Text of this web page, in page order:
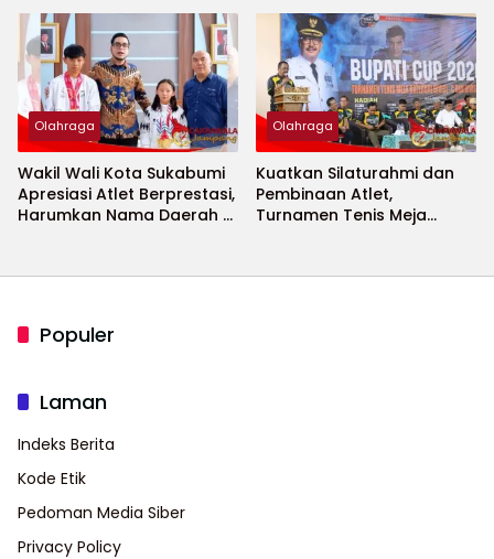
2026 Menguat
Olahraga
Wakil Wali Kota Sukabumi
Apresiasi Atlet Berprestasi,
Harumkan Nama Daerah di
Olahraga
Kuatkan Silaturahmi dan
Pembinaan Atlet,
Turnamen Tenis Meja
Populer
Laman
Indeks Berita
Kode Etik
Pedoman Media Siber
Privacy Policy